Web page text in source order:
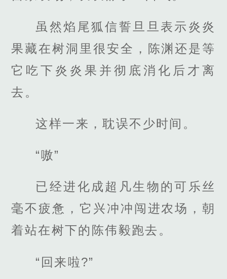
虽然焰尾狐信誓旦旦表示炎炎
果藏在树洞里很安全，陈渊还是等
它吃下炎炎果并彻底消化后才离
去。
这样一来，耽误不少时间。
“嗷”
已经进化成超凡生物的可乐丝
毫不疲惫，它兴冲冲闯进农场，朝
着站在树下的陈伟毅跑去。
“回来啦?”